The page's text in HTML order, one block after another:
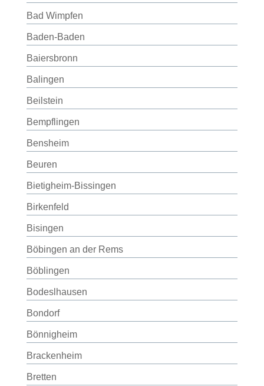
Bad Wimpfen
Baden-Baden
Baiersbronn
Balingen
Beilstein
Bempflingen
Bensheim
Beuren
Bietigheim-Bissingen
Birkenfeld
Bisingen
Böbingen an der Rems
Böblingen
Bodeslhausen
Bondorf
Bönnigheim
Brackenheim
Bretten